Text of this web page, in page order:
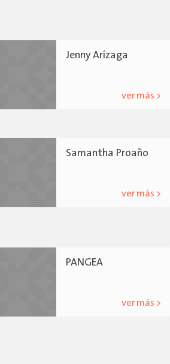
Jenny Arízaga
ver más >
Samantha Proaño
ver más >
PANGEA
ver más >